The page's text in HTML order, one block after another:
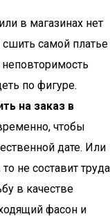
в магазинах нет
самой платье
неповторимость
по фигуре.
на заказ в
чтобы
дате. Или
не составит труда
в качестве
фасон и